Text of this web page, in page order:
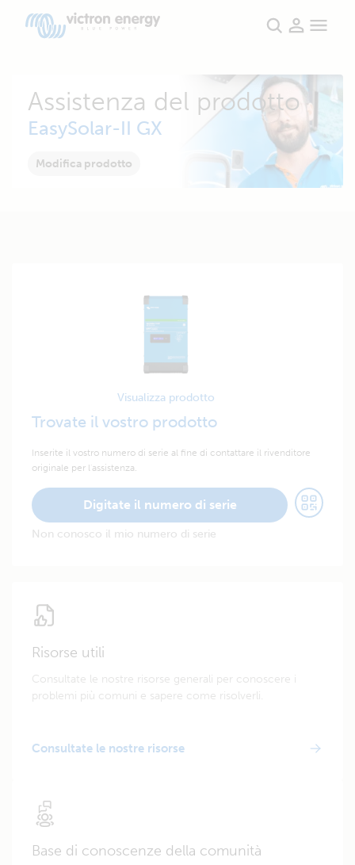
Assistenza del prodotto
EasySolar-II GX
Modifica prodotto
Visualizza prodotto
Trovate il vostro prodotto
Inserite il vostro numero di serie al fine di contattare il rivenditore
originale per l'assistenza.
Digitate il numero di serie
Non conosco il mio numero di serie
Risorse utili
Consultate le nostre risorse generali per conoscere i
problemi più comuni e sapere come risolverli.
Consultate le nostre risorse
Base di conoscenze della comunità